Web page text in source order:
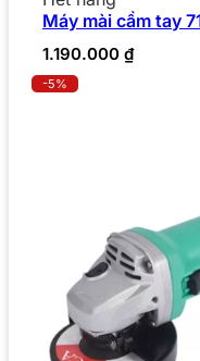
Máy mài cầm tay
1.190.000 ₫
-5%